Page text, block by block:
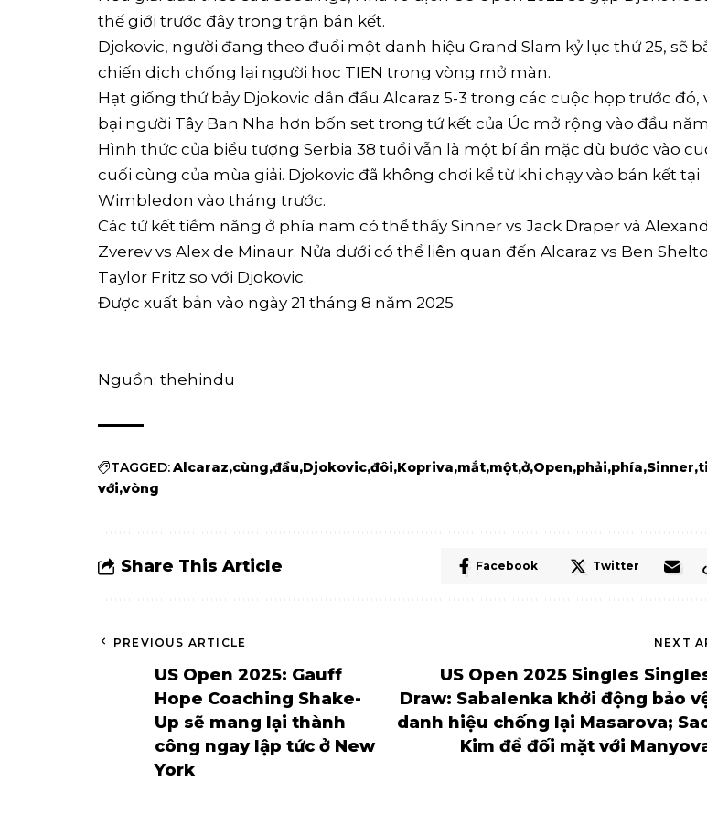
thế giới trước đây trong trận bán kết.
Djokovic, người đang theo đuổi một danh hiệu Grand Slam kỷ lục thứ 25, sẽ
chiến dịch chống lại người học TIEN trong vòng mở màn.
Hạt giống thứ bảy Djokovic dẫn đầu Alcaraz 5-3 trong các cuộc họp trước đó,
bại người Tây Ban Nha hơn bốn set trong tứ kết của Úc mở rộng vào đầu
Hình thức của biểu tượng Serbia 38 tuổi vẫn là một bí ẩn mặc dù bước vào
cuối cùng của mùa giải. Djokovic đã không chơi kể từ khi chạy vào bán kết tại
Wimbledon vào tháng trước.
Các tứ kết tiềm năng ở phía nam có thể thấy Sinner vs Jack Draper và
Zverev vs Alex de Minaur. Nửa dưới có thể liên quan đến Alcaraz vs Ben
Taylor Fritz so với Djokovic.
Được xuất bản vào ngày 21 tháng 8 năm 2025
Nguồn: thehindu
TAGGED:Alcaraz cùng đầu Djokovic đôi Kopriva mắt một ở Open phải phía Sinner
với vòng
Share This Article Facebook Twitter
PREVIOUS ARTICLE
US Open 2025: Gauff
Hope Coaching Shake-
Up sẽ mang lại thành
công ngay lập tức ở New
York
NEXT
US Open 2025 Singles
Draw: Sabalenka khởi động bảo
danh hiệu chống lại Masarova;
Kim để đối mặt với